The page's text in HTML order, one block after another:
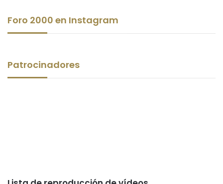
Foro 2000 en Instagram
Patrocinadores